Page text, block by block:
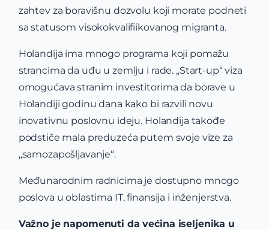
zahtev za boravišnu dozvolu koji morate podneti
sa statusom visokokvalifiikovanog migranta.
Holandija ima mnogo programa koji pomažu
strancima da uđu u zemlju i rade. „Start-up“ viza
omogućava stranim investitorima da borave u
Holandiji godinu dana kako bi razvili novu
inovativnu poslovnu ideju. Holandija takođe
podstiče mala preduzeća putem svoje vize za
„samozapošljavanje“.
Međunarodnim radnicima je dostupno mnogo
poslova u oblastima IT, finansija i inženjerstva.
Važno je napomenuti da većina iseljenika u